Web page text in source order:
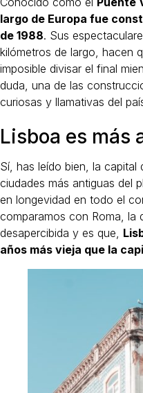
largo de Europa fue
de 1988. Sus
kilómetros de largo, hacen
imposible divisar el final
duda, una de las
curiosas y llamativas del
Lisboa es más
Sí, has leído bien, la capital
ciudades más antiguas del
en longevidad en todo el
comparamos con Roma, la
desapercibida y es que,
años más vieja que la